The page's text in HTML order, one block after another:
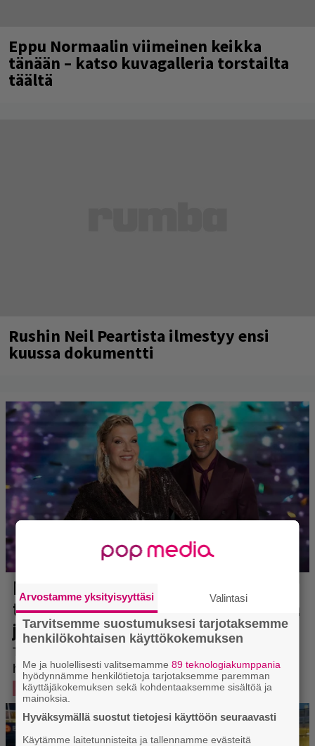
Eppu Normaalin viimeinen keikka
tänään – katso kuvagalleria torstailta
täältä
Rushin Neil Peartista ilmestyy ensi
kuussa dokumentti
Arvostamme yksityisyyttäsi Valintasi
Tarvitsemme suostumuksesi tarjotaksemme
henkilökohtaisen käyttökokemuksen
Me ja huolellisesti valitsemamme89 teknologiakumppania
hyödynnämme henkilötietoja tarjotaksemme paremman
käyttäjäkokemuksen sekä kohdentaaksemme sisältöä ja
mainoksia.
Hyväksymällä suostut tietojesi käyttöön seuraavasti
Käytämme laitetunnisteita ja tallennamme evästeitä